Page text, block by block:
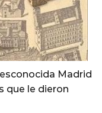
Madrid
que le dieron